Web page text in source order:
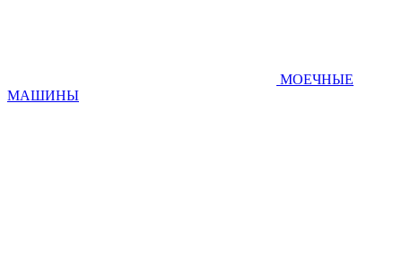
МОЕЧНЫЕ
МАШИНЫ